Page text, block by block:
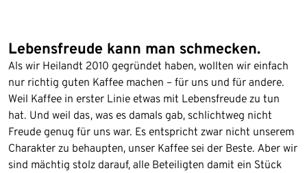
Lebensfreude kann man schmecken.
Als wir Heilandt 2010 gegründet haben, wollten wir einfach
nur richtig guten Kaffee machen – für uns und für andere.
Weil Kaffee in erster Linie etwas mit Lebensfreude zu tun
hat. Und weil das, was es damals gab, schlichtweg nicht
Freude genug für uns war. Es entspricht zwar nicht unserem
Charakter zu behaupten, unser Kaffee sei der Beste. Aber wir
sind mächtig stolz darauf, alle Beteiligten damit ein Stück